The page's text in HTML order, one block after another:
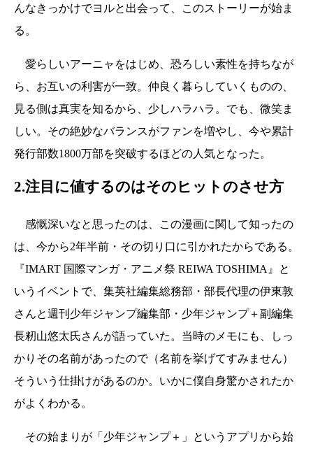
んなきっかけでヨルと出会って、このストーリーが始ま
る。
愛らしいアーニャをはじめ、恐ろしい素性を持ちなが
ら、お互いの利害が一致。仲良く暮らしていくものの、
見る側は真実を知るから、少しハラハラ。でも、微笑ま
しい。その絶妙なバランスがファンを増やし、今や累計
発行部数1800万部を突破するほどの人気となった。
2.注目に値するのはそのヒットのさせ方
感慨深いなと思ったのは、この漫画に関して知ったの
は、今から2年半前・その切り口に引かれたからである。
『IMART 国際マンガ・アニメ祭 REIWA TOSHIMA』と
いうイベントで、集英社編集総務部・部長代理の伊東敦
さんと週刊少年ジャンプ編集部・少年ジャンプ＋副編集
長籾山悠太氏さんが語っていた。当時のメモにも、しっ
かりその名前があったので（名前を挙げてすみません）
そういう仕掛けがあるのか。いかに僕自身驚かされたか
がよくわかる。
その始まりが「少年ジャンプ＋」というアプリから始